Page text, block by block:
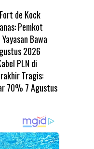
de Kock
Pemkot
Bawa
2026
PLN di
Tragis:
70% 7 Agustus